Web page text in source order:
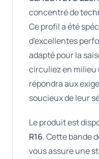
concentré de
Ce profil a été
d'excellentes
adapté pour la
circuliez en milieu
répondra aux
soucieux de leur
Le produit est
R16. Cette bande
vous assure une